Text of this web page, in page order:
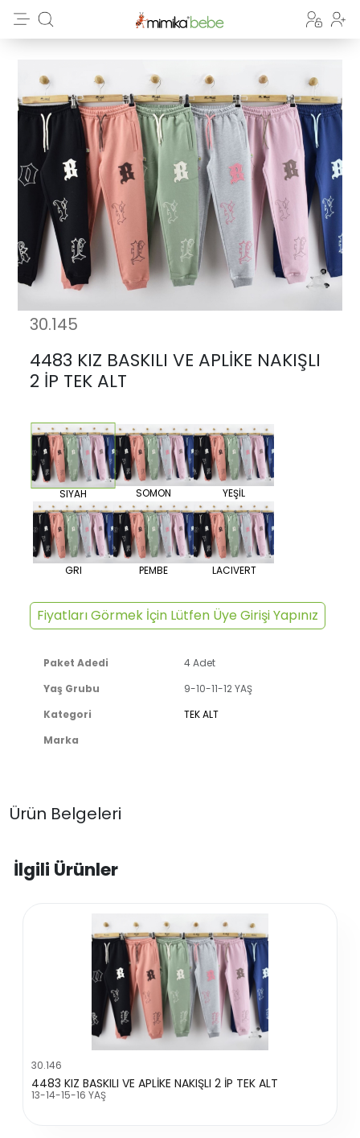
30.145
4483 KIZ BASKILI VE APLİKE NAKIŞLI
2 İP TEK ALT
SIYAH SOMON YEŞİL
GRI PEMBE LACIVERT
Fiyatları Görmek İçin Lütfen Üye Girişi Yapınız
Paket Adedi
4 Adet
Yaş Grubu
9-10-11-12 YAŞ
Kategori
TEK ALT
Marka
Ürün Belgeleri
İlgili Ürünler
30.146
4483 KIZ BASKILI VE APLİKE NAKIŞLI 2 İP TEK ALT
13-14-15-16 YAŞ